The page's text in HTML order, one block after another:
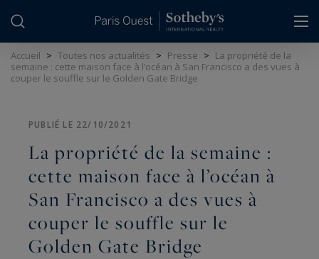
Accueil > Toutes nos actualités > Presse > La propriété de la
semaine : cette maison face à l’océan à San Francisco a des vues à
couper le souffle sur le Golden Gate Bridge
PUBLIÉ LE 22/10/2021
La propriété de la semaine :
cette maison face à l’océan à
San Francisco a des vues à
couper le souffle sur le
Golden Gate Bridge